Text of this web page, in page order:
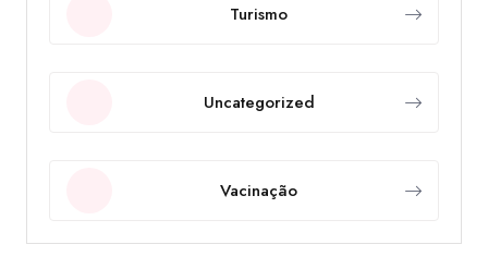
Turismo
Uncategorized
Vacinação